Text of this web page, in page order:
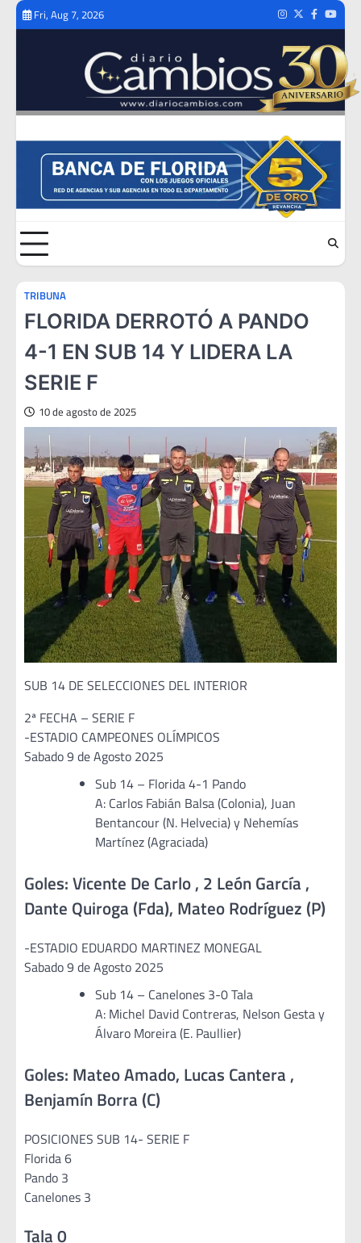
Skip
Fri, Aug 7, 2026 Instagram
TwitterFacebook
TRIBUNA
FLORIDA DERROTÓ A PANDO
4-1 EN SUB 14 Y LIDERA LA
SERIE F
10 de agosto de 2025
SUB 14 DE SELECCIONES DEL INTERIOR
2ª FECHA – SERIE F
-ESTADIO CAMPEONES OLÍMPICOS
Sabado 9 de Agosto 2025
Sub 14 – Florida 4-1 Pando
A: Carlos Fabián Balsa (Colonia), Juan
Bentancour (N. Helvecia) y Nehemías
Martínez (Agraciada)
Goles: Vicente De Carlo , 2 León García ,
Dante Quiroga (Fda), Mateo Rodríguez (P)
-ESTADIO EDUARDO MARTINEZ MONEGAL
Sabado 9 de Agosto 2025
Sub 14 – Canelones 3-0 Tala
A: Michel David Contreras, Nelson Gesta y
Álvaro Moreira (E. Paullier)
Goles: Mateo Amado, Lucas Cantera ,
Benjamín Borra (C)
POSICIONES SUB 14- SERIE F
Florida 6
Pando 3
Canelones 3
Tala 0